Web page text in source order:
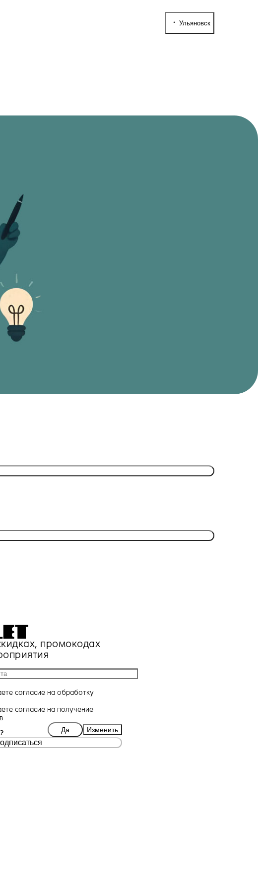
Ульяновск
промокодах
согласие на обработку
согласие на получение
Да Изменить